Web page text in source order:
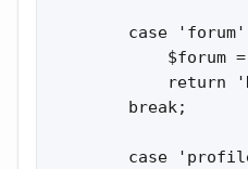
case
$forum
return
        break;
case